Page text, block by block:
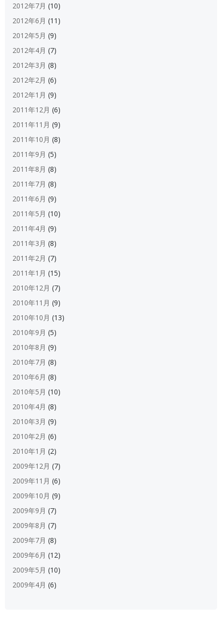
2012年7月 (10)
2012年6月 (11)
2012年5月 (9)
2012年4月 (7)
2012年3月 (8)
2012年2月 (6)
2012年1月 (9)
2011年12月 (6)
2011年11月 (9)
2011年10月 (8)
2011年9月 (5)
2011年8月 (8)
2011年7月 (8)
2011年6月 (9)
2011年5月 (10)
2011年4月 (9)
2011年3月 (8)
2011年2月 (7)
2011年1月 (15)
2010年12月 (7)
2010年11月 (9)
2010年10月 (13)
2010年9月 (5)
2010年8月 (9)
2010年7月 (8)
2010年6月 (8)
2010年5月 (10)
2010年4月 (8)
2010年3月 (9)
2010年2月 (6)
2010年1月 (2)
2009年12月 (7)
2009年11月 (6)
2009年10月 (9)
2009年9月 (7)
2009年8月 (7)
2009年7月 (8)
2009年6月 (12)
2009年5月 (10)
2009年4月 (6)